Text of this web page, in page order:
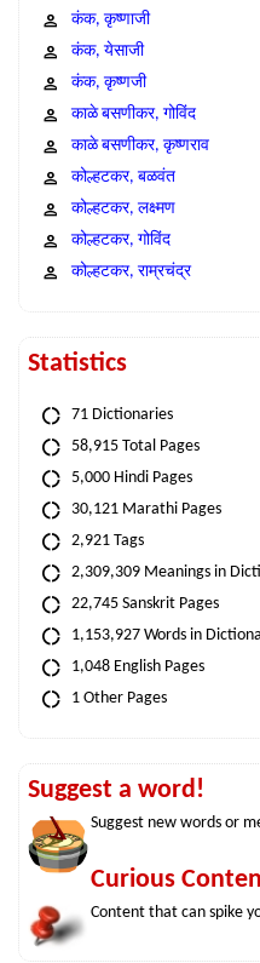
कंक, कृष्णाजी
कंक, येसाजी
कंक, कृष्णजी
काळे बसणीकर, गोविंद
काळे बसणीकर, कृष्णराव
कोल्हटकर, बळवंत
कोल्हटकर, लक्ष्मण
कोल्हटकर, गोविंद
कोल्हटकर, राम्रचंद्र
Statistics
71 Dictionaries
58,915 Total Pages
5,000 Hindi Pages
30,121 Marathi Pages
2,921 Tags
2,309,309 Meanings in
22,745 Sanskrit Pages
1,153,927 Words in
1,048 English Pages
1 Other Pages
Suggest a word!
Suggest new words or
Curious
Content that can spike